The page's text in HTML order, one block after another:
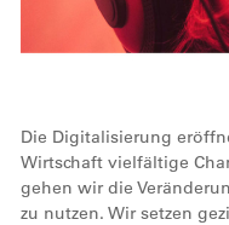
Die Digitalisierung
Wirtschaft vielfältige
gehen wir die
zu nutzen. Wir setzen